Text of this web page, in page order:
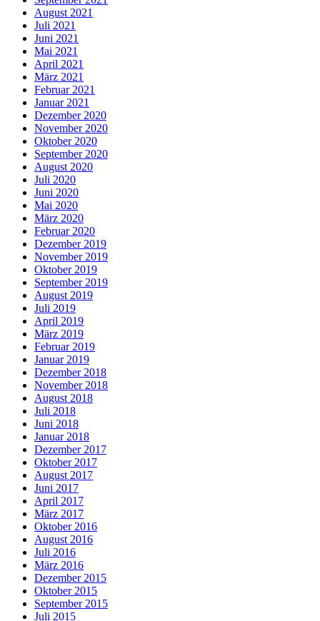
August 2021
Juli 2021
Juni 2021
Mai 2021
April 2021
März 2021
Februar 2021
Januar 2021
Dezember 2020
November 2020
Oktober 2020
September 2020
August 2020
Juli 2020
Juni 2020
Mai 2020
März 2020
Februar 2020
Dezember 2019
November 2019
Oktober 2019
September 2019
August 2019
Juli 2019
April 2019
März 2019
Februar 2019
Januar 2019
Dezember 2018
November 2018
August 2018
Juli 2018
Juni 2018
Januar 2018
Dezember 2017
Oktober 2017
August 2017
Juni 2017
April 2017
März 2017
Oktober 2016
August 2016
Juli 2016
März 2016
Dezember 2015
Oktober 2015
September 2015
Juli 2015